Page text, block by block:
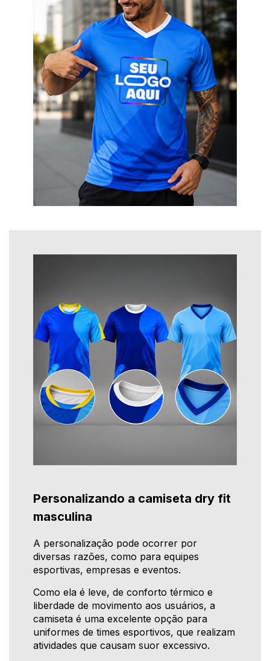
Personalizando a camiseta dry fit
masculina
A personalização pode ocorrer por
diversas razões, como para equipes
esportivas, empresas e eventos.
Como ela é leve, de conforto térmico e
liberdade de movimento aos usuários, a
camiseta é uma excelente opção para
uniformes de times esportivos, que realizam
atividades que causam suor excessivo.